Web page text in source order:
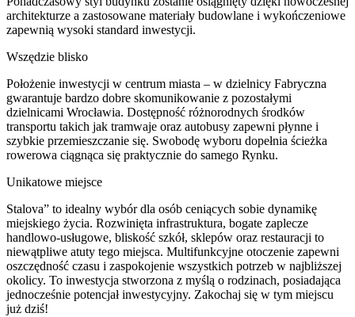
architekturze a zastosowane materiały budowlane i wykończeniowe
zapewnią wysoki standard inwestycji.
Wszędzie blisko
Położenie inwestycji w centrum miasta – w dzielnicy Fabryczna
gwarantuje bardzo dobre skomunikowanie z pozostałymi
dzielnicami Wrocławia. Dostępność różnorodnych środków
transportu takich jak tramwaje oraz autobusy zapewni płynne i
szybkie przemieszczanie się. Swobodę wyboru dopełnia ścieżka
rowerowa ciągnąca się praktycznie do samego Rynku.
Unikatowe miejsce
Stalova” to idealny wybór dla osób ceniących sobie dynamikę
miejskiego życia. Rozwinięta infrastruktura, bogate zaplecze
handlowo-usługowe, bliskość szkół, sklepów oraz restauracji to
niewątpliwe atuty tego miejsca. Multifunkcyjne otoczenie zapewni
oszczędność czasu i zaspokojenie wszystkich potrzeb w najbliższej
okolicy. To inwestycja stworzona z myślą o rodzinach, posiadająca
jednocześnie potencjał inwestycyjny. Zakochaj się w tym miejscu
już dziś!